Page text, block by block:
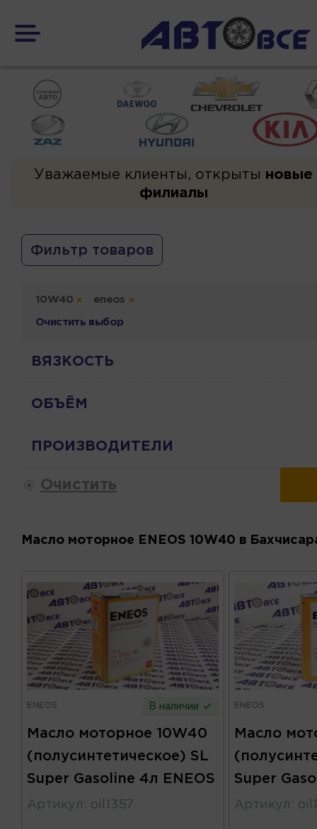
Уважаемые клиенты, открыты новые
филиалы
Фильтр товаров
10W40 eneos
Очистить выбор
ВЯЗКОСТЬ
ОБЪЁМ
ПРОИЗВОДИТЕЛИ
Очистить
Масло моторное ENEOS 10W40 в
ENEOS В наличии
Масло моторное 10W40
(полусинтетическое) SL
Super Gasoline 4л ENEOS
Артикул : oil1357
ENEOS
Масло
Super
Артикул :